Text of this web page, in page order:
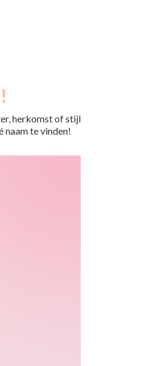
herkomst of stijl
naam te vinden!